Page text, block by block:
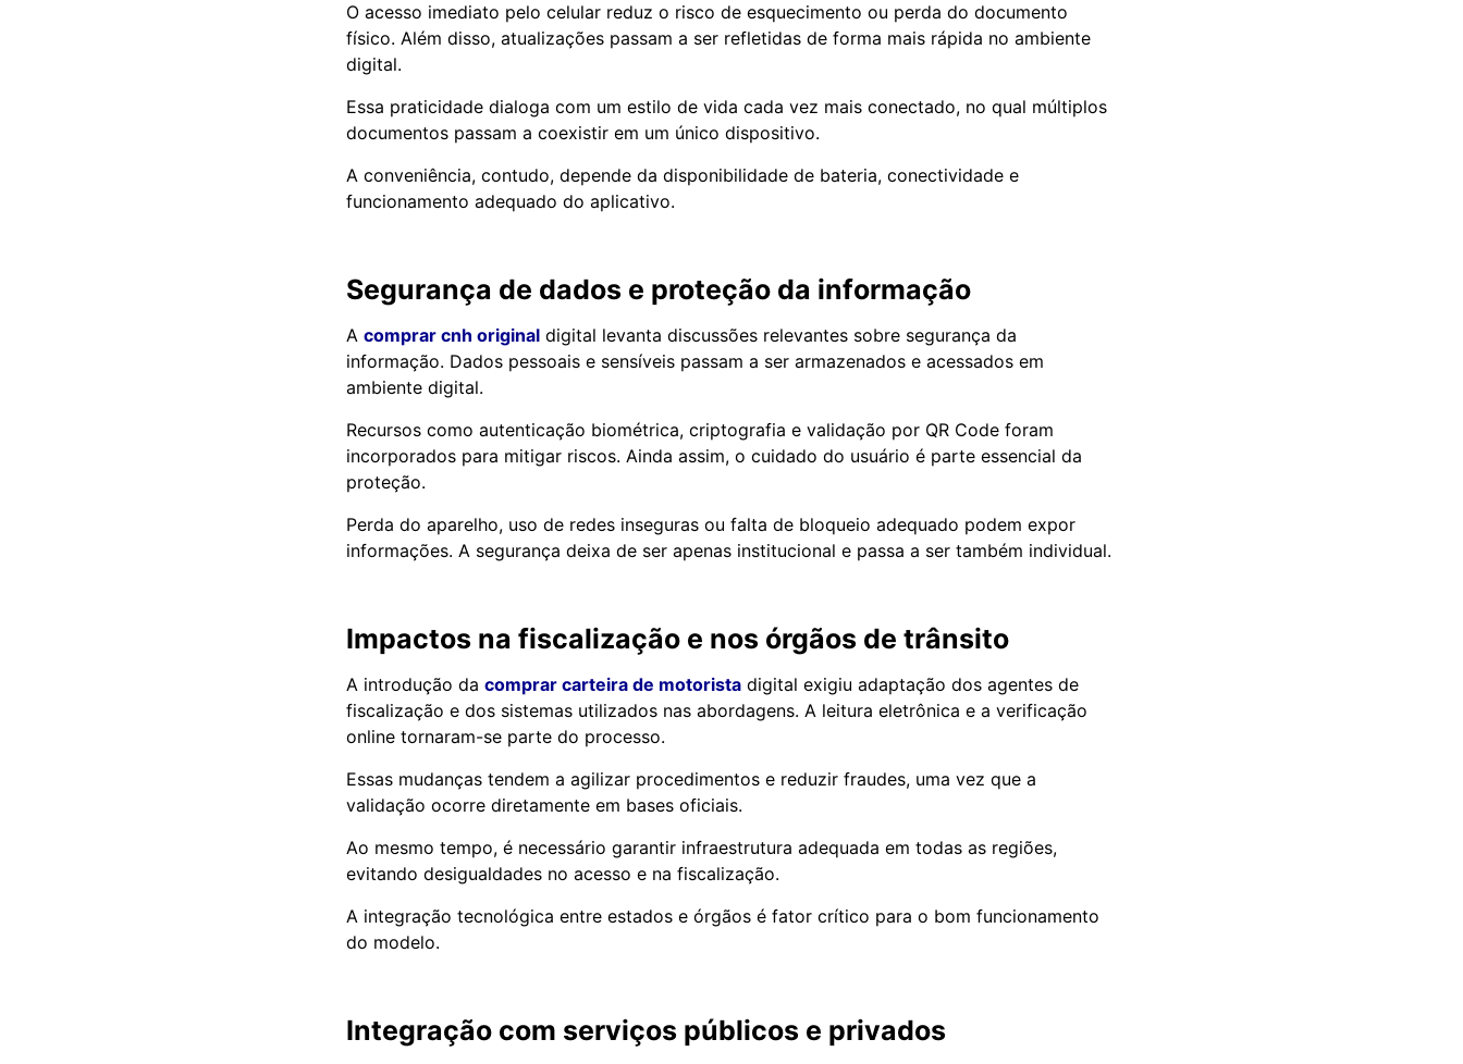
O acesso imediato pelo celular reduz o risco de esquecimento ou perda do documento
físico. Além disso, atualizações passam a ser refletidas de forma mais rápida no ambiente
digital.
Essa praticidade dialoga com um estilo de vida cada vez mais conectado, no qual múltiplos
documentos passam a coexistir em um único dispositivo.
A conveniência, contudo, depende da disponibilidade de bateria, conectividade e
funcionamento adequado do aplicativo.
Segurança de dados e proteção da informação
A comprar cnh original digital levanta discussões relevantes sobre segurança da
informação. Dados pessoais e sensíveis passam a ser armazenados e acessados em
ambiente digital.
Recursos como autenticação biométrica, criptografia e validação por QR Code foram
incorporados para mitigar riscos. Ainda assim, o cuidado do usuário é parte essencial da
proteção.
Perda do aparelho, uso de redes inseguras ou falta de bloqueio adequado podem expor
informações. A segurança deixa de ser apenas institucional e passa a ser também individual.
Impactos na fiscalização e nos órgãos de trânsito
A introdução da comprar carteira de motorista digital exigiu adaptação dos agentes de
fiscalização e dos sistemas utilizados nas abordagens. A leitura eletrônica e a verificação
online tornaram-se parte do processo.
Essas mudanças tendem a agilizar procedimentos e reduzir fraudes, uma vez que a
validação ocorre diretamente em bases oficiais.
Ao mesmo tempo, é necessário garantir infraestrutura adequada em todas as regiões,
evitando desigualdades no acesso e na fiscalização.
A integração tecnológica entre estados e órgãos é fator crítico para o bom funcionamento
do modelo.
Integração com serviços públicos e privados